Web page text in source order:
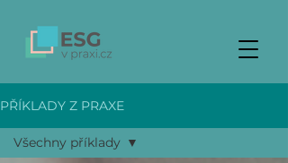
PŘÍKLADY Z PRAXE
Všechny příklady